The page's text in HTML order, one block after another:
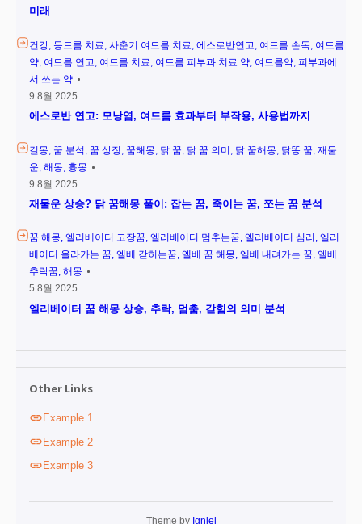
미래
건강 등드름 치료 사춘기 여드름 치료 에스로반연고 여드름 손독
여드름
약 여드름 연고 여드름 치료 여드름 피부과 치료 약 여드름약 피부과에
서 쓰는 약
9 8월 2025
에스로반 연고: 모낭염, 여드름 효과부터 부작용, 사용법까지
길몽 꿈 분석 꿈 상징 꿈해몽 닭 꿈 닭 꿈 의미 닭 꿈해몽 닭똥 꿈 재물
운 해몽
흉몽
9 8월 2025
재물운 상승? 닭 꿈해몽 풀이: 잡는 꿈, 죽이는 꿈, 쪼는 꿈 분석
꿈 해몽 엘리베이터 고장꿈 엘리베이터 멈추는꿈 엘리베이터 심리
엘리
베이터 올라가는 꿈 엘베 갇히는꿈 엘베 꿈 해몽 엘베 내려가는 꿈 엘베
추락꿈 해몽
5 8월 2025
엘리베이터 꿈 해몽 상승, 추락, 멈춤, 갇힘의 의미 분석
Other Links
Example 1
Example 2
Example 3
Theme by Igniel